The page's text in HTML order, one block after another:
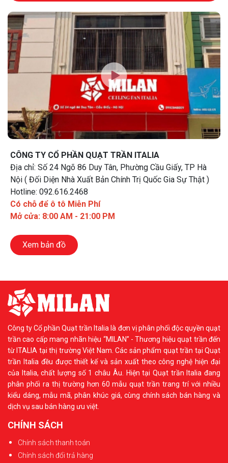
CÔNG TY CỔ PHẦN QUẠT TRẦN ITALIA
Địa chỉ: Số 24 Ngõ 86 Duy Tân, Phường Cầu Giấy, TP Hà
Nội ( Đối Diện Nhà Xuất Bản Chính Trị Quốc Gia Sự Thật )
Hotline: 092.616.2468
Có chỗ để ô tô Miễn Phí
Mở cửa: 8:00 AM - 21:00 PM
Xem bản đồ
Công ty Cổ phần Quạt trần Italia là đơn vị phân phối độc quyền quạt
trần cao cấp mang nhãn hiệu “MILAN” - Thương hiệu quạt trần đến
từ ITALIA tại thị trường Việt Nam. Các sản phẩm quạt trần tại Quạt
trần Italia đều được thiết kế và sản xuất theo công nghệ hiện đại
của Italia, chất lượng số 1 châu Âu. Hiện tại Quạt trần Italia đang
phân phối ra thị trường hơn 60 mẫu quạt trần trang trí với nhiều
kiểu dáng, mẫu mã, phân khúc giá, cùng chính sách bán hàng và
dịch vụ sau bán hàng ưu việt.
CHÍNH SÁCH
Chính sách thanh toán
Chính sách đổi trả hàng